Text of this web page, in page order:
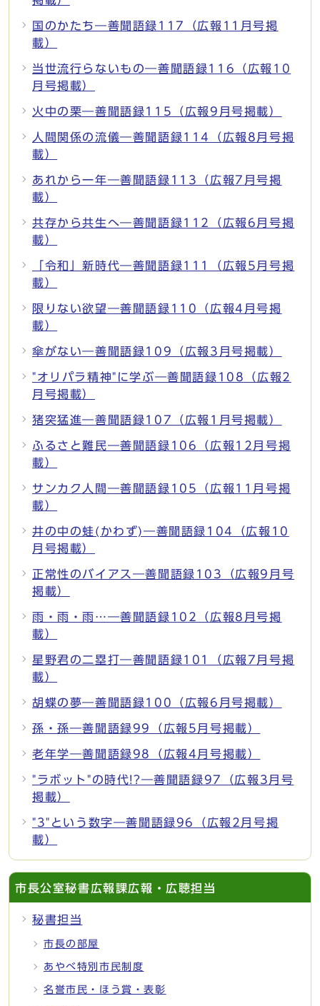
国のかたち―善聞語録117（広報11月号掲
載）
当世流行らないもの―善聞語録116（広報10
月号掲載）
火中の栗―善聞語録115（広報9月号掲載）
人間関係の流儀―善聞語録114（広報8月号掲
載）
あれから一年―善聞語録113（広報7月号掲
載）
共存から共生へ―善聞語録112（広報6月号掲
載）
「令和」新時代―善聞語録111（広報5月号掲
載）
限りない欲望―善聞語録110（広報4月号掲
載）
傘がない―善聞語録109（広報3月号掲載）
"オリパラ精神"に学ぶ―善聞語録108（広報2
月号掲載）
猪突猛進―善聞語録107（広報1月号掲載）
ふるさと難民―善聞語録106（広報12月号掲
載）
サンカク人間―善聞語録105（広報11月号掲
載）
井の中の蛙(かわず)―善聞語録104（広報10
月号掲載）
正常性のバイアス―善聞語録103（広報9月号
掲載）
雨・雨・雨…―善聞語録102（広報8月号掲
載）
星野君の二塁打―善聞語録101（広報7月号掲
載）
胡蝶の夢―善聞語録100（広報6月号掲載）
孫・孫―善聞語録99（広報5月号掲載）
老年学―善聞語録98（広報4月号掲載）
"ラボット"の時代!?―善聞語録97（広報3月号
掲載）
"3"という数字―善聞語録96（広報2月号掲
載）
市長公室秘書広報課広報・広聴担当
秘書担当
市長の部屋
あやべ特別市民制度
名誉市民・ほう賞・表彰